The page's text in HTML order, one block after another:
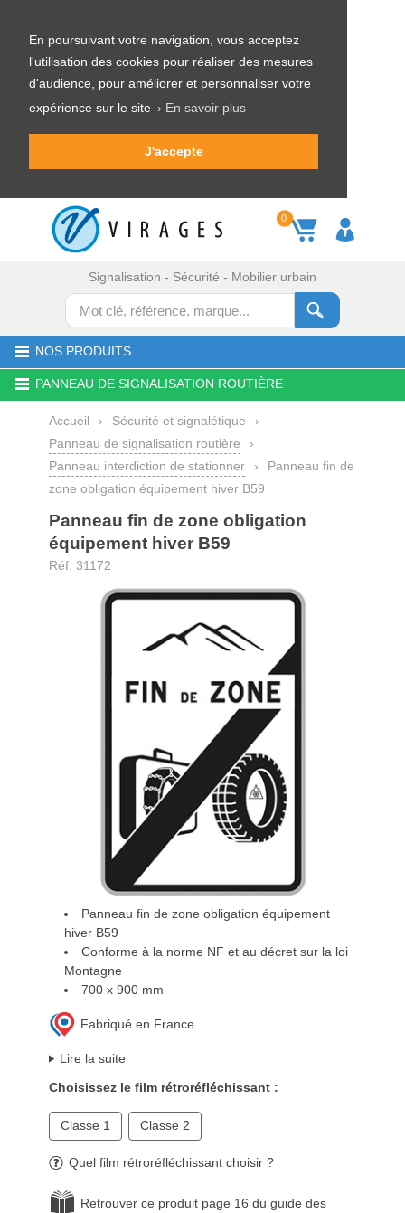
En poursuivant votre navigation, vous acceptez
l'utilisation des cookies pour réaliser des mesures
d'audience, pour améliorer et personnaliser votre
expérience sur le site › En savoir plus
J'accepte
0
Signalisation - Sécurité - Mobilier urbain
NOS PRODUITS
PANNEAU DE SIGNALISATION ROUTIÈRE
Accueil › Sécurité et signalétique
›
Panneau de signalisation routière
›
Panneau interdiction de stationner
›
Panneau fin de
zone obligation équipement hiver B59
Panneau fin de zone obligation
équipement hiver B59
Réf. 31172
Panneau fin de zone obligation équipement
hiver B59
Conforme à la norme NF et au décret sur la loi
Montagne
700 x 900 mm
Fabriqué en France
Lire la suite
Choisissez le film rétroréfléchissant :
Classe 1 Classe 2
Quel film rétroréfléchissant choisir ?
Retrouver ce produit page 16 du guide des